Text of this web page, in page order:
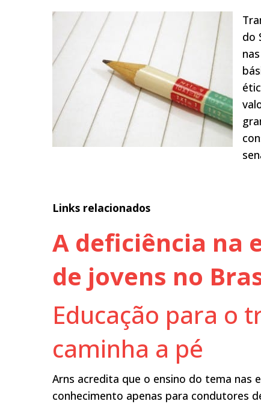
do
Links relacionados
A deficiência na
de jovens no
Educação para o
caminha a pé
Arns acredita que o ensino do tema nas
conhecimento apenas para condutores